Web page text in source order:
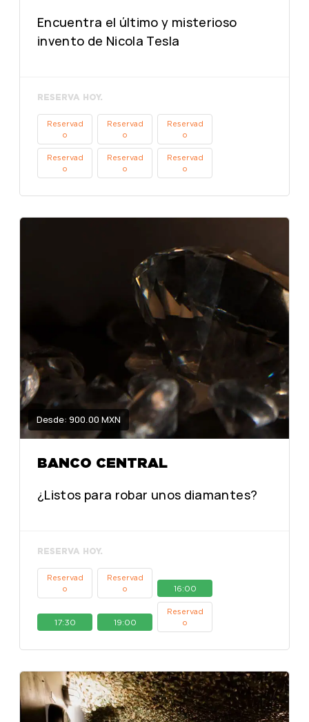
Encuentra el último y misterioso
invento de Nicola Tesla
RESERVA HOY.
Reservad
o
Reservad
o
Reservad
o
Reservad
o
Reservad
o
Reservad
o
Desde: 900.00 MXN
BANCO CENTRAL
¿Listos para robar unos diamantes?
RESERVA HOY.
Reservad
o
Reservad
o
16:00
17:30 19:00
Reservad
o